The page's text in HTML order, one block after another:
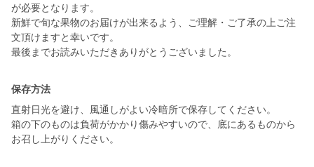
が必要となります。
新鮮で旬な果物のお届けが出来るよう、ご理解・ご了承の上ご注
文頂けますと幸いです。
最後までお読みいただきありがとうございました。
保存方法
直射日光を避け、風通しがよい冷暗所で保存してください。
箱の下のものは負荷がかかり傷みやすいので、底にあるものから
お召し上がりください。